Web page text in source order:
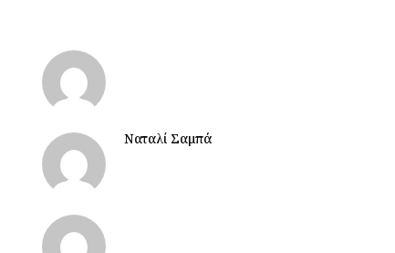
Ναταλί Σαμπά